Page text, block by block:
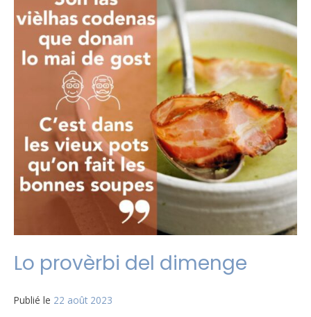
Lo provèrbi del dimenge
Publié le 22 août 2023